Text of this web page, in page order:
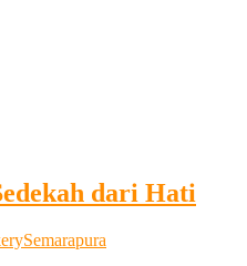
dari Hati
Semarapura